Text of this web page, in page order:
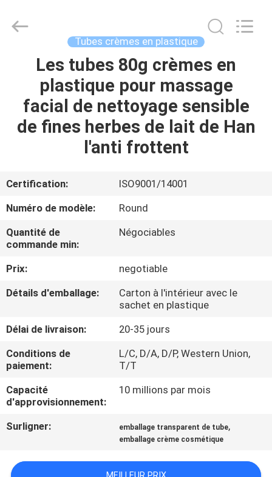
MAISON
PRODUITS
DE
NOUS
VISITE
D'USINE
CONTRÔLE
DE
CONTACTEZ-
NOUS
UNE
TUBES(SHANG
HAI)CO.,LTD.
Tubes crèmes en plastique
Les tubes 80g crèmes en
plastique pour massage
facial de nettoyage sensible
de fines herbes de lait de Han
l'anti frottent
Certification:
ISO9001/14001
Numéro de modèle:
Round
Quantité de
commande min:
Négociables
Prix:
negotiable
Détails d'emballage:
Carton à l'intérieur avec le
sachet en plastique
Délai de livraison:
20-35 jours
Conditions de
paiement:
L/C, D/A, D/P, Western Union,
T/T
Capacité
d'approvisionnement:
10 millions par mois
Surligner: emballage transparent de tube,
emballage crème cosmétique